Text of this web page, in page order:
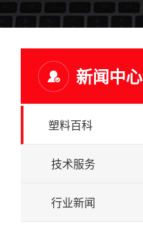
新闻中心
塑料百科
技术服务
行业新闻